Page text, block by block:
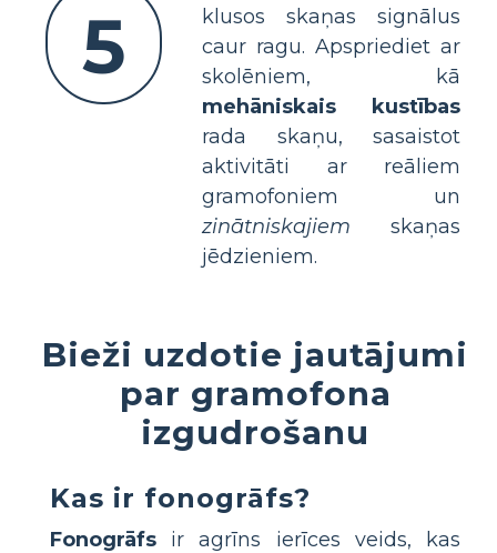
5
klusos skaņas signālus
caur ragu. Apspriediet ar
skolēniem, kā
mehāniskais kustības
rada skaņu, sasaistot
aktivitāti ar reāliem
gramofoniem un
zinātniskajiem skaņas
jēdzieniem.
Bieži uzdotie jautājumi
par gramofona
izgudrošanu
Kas ir fonogrāfs?
Fonogrāfs ir agrīns ierīces veids, kas